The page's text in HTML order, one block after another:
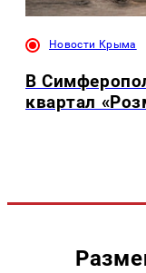
Новости Крыма
В
квартал